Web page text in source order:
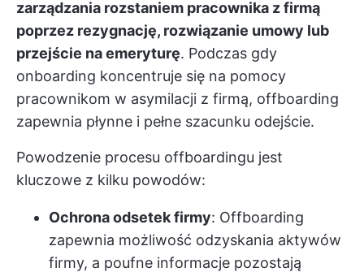
zarządzania rozstaniem pracownika z firmą
poprzez rezygnację, rozwiązanie umowy lub
przejście na emeryturę. Podczas gdy
onboarding koncentruje się na pomocy
pracownikom w asymilacji z firmą, offboarding
zapewnia płynne i pełne szacunku odejście.
Powodzenie procesu offboardingu jest
kluczowe z kilku powodów:
Ochrona odsetek firmy: Offboarding
zapewnia możliwość odzyskania aktywów
firmy, a poufne informacje pozostają